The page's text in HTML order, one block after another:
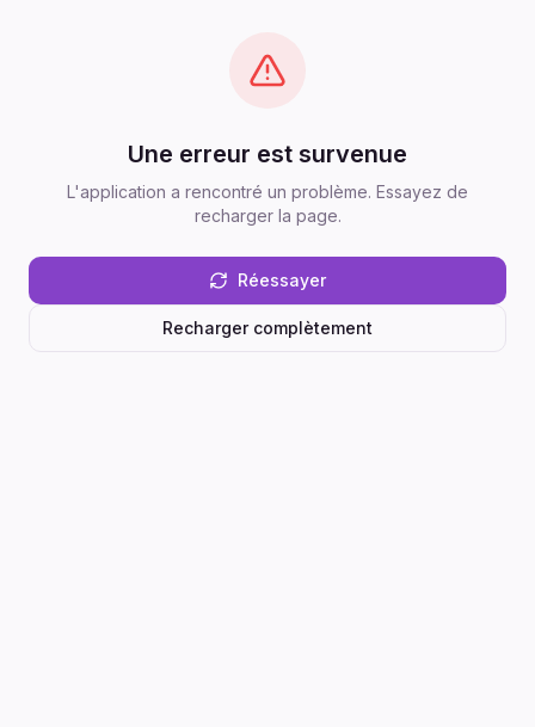
Une erreur est survenue
L'application a rencontré un problème. Essayez de
recharger la page.
Réessayer
Recharger complètement